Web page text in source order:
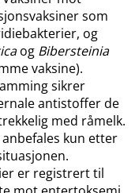
som
og
og Bibersteinia
vaksine).
sikrer
antistoffer de
med råmelk.
kun etter
er registrert til